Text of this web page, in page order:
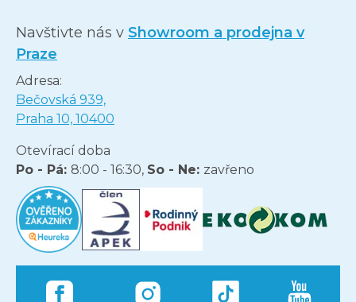
Navštivte nás v Showroom a prodejna v
Praze
Adresa:
Bečovská 939,
Praha 10, 10400
Otevírací doba
Po - Pá: 8:00 - 16:30, So - Ne: zavřeno